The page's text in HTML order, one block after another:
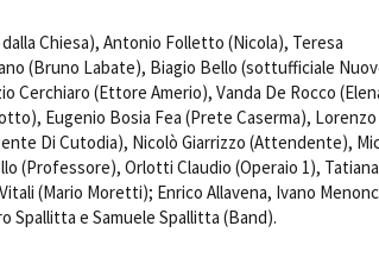
Chiesa), Antonio Folletto (Nicola), Teresa
(Bruno Labate), Biagio Bello (sottufficiale
Cerchiaro (Ettore Amerio), Vanda De Rocco
Eugenio Bosia Fea (Prete Caserma), Lorenzo
Di Cutodia), Nicolò Giarrizzo (Attendente),
(Professore), Orlotti Claudio (Operaio 1),
(Mario Moretti); Enrico Allavena, Ivano
e Samuele Spallitta (Band).